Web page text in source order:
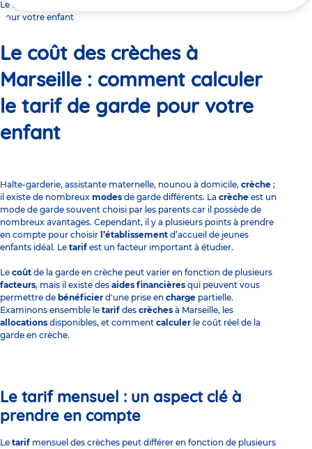
ici
Le coût des crèches à Marseille : comment calculer le tarif de garde
pour votre enfant
Le coût des crèches à
Marseille : comment calculer
le tarif de garde pour votre
enfant
Halte-garderie, assistante maternelle, nounou à domicile, crèche ;
il existe de nombreux modes de garde différents. La crèche est un
mode de garde souvent choisi par les parents car il possède de
nombreux avantages. Cependant, il y a plusieurs points à prendre
en compte pour choisir l’établissement d’accueil de jeunes
enfants idéal. Le tarif est un facteur important à étudier.
Le coût de la garde en crèche peut varier en fonction de plusieurs
facteurs, mais il existe des aides financières qui peuvent vous
permettre de bénéficier d'une prise en charge partielle.
Examinons ensemble le tarif des crèches à Marseille, les
allocations disponibles, et comment calculer le coût réel de la
garde en crèche.
Le tarif mensuel : un aspect clé à
prendre en compte
Le tarif mensuel des crèches peut différer en fonction de plusieurs